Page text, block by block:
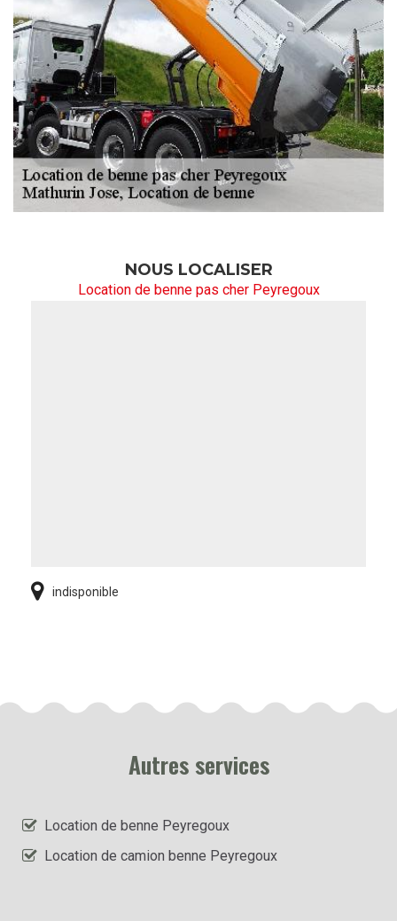
NOUS LOCALISER
Location de benne pas cher Peyregoux
indisponible
Autres services
Location de benne Peyregoux
Location de camion benne Peyregoux